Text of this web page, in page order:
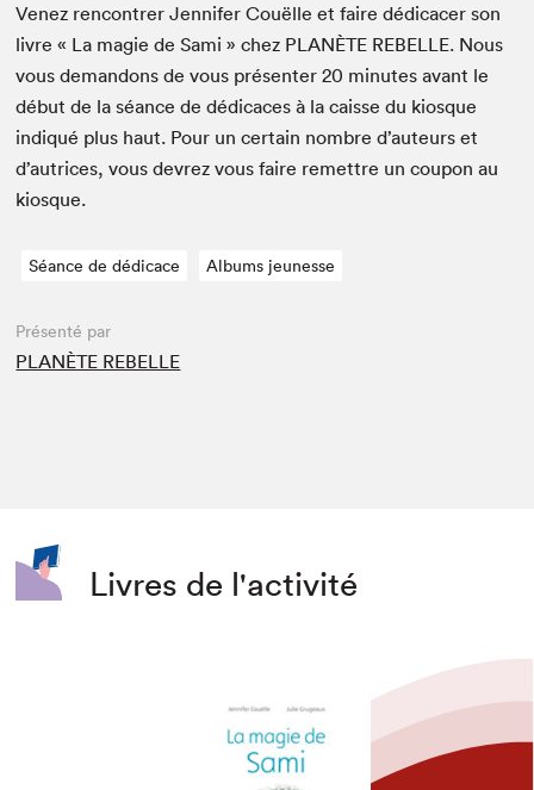
Venez ren­con­tr­er Jen­nifer Couëlle et faire dédi­cac­er son
livre « La magie de Sami » chez PLANÈTE REBELLE. Nous
vous deman­dons de vous présen­ter20 min­utes avant le
début de la séance de dédi­caces à la caisse du kiosque
indiqué plus haut. Pour un cer­tain nom­bre d’auteurs et
d’autrices, vous devrez vous faire remet­tre un coupon au
kiosque.
Séance de dédicace Albums jeunesse
Présenté par
PLANÈTE REBELLE
Livres de l'activité